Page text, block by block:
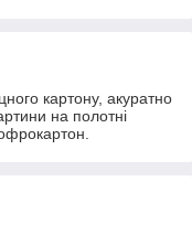
картону, акуратно
на полотні